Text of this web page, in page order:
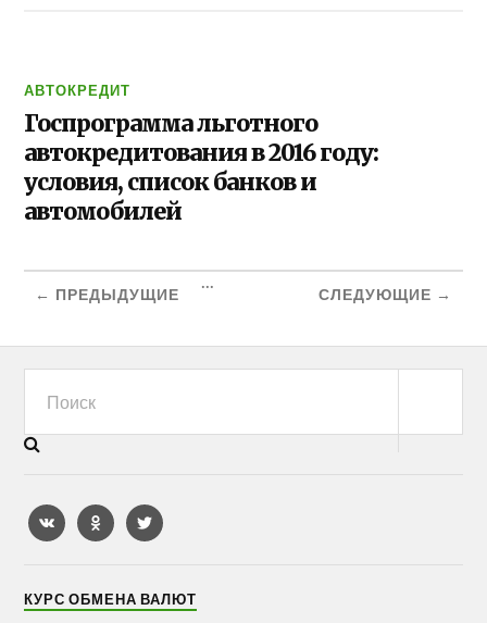
АВТОКРЕДИТ
Госпрограмма льготного
автокредитования в 2016 году:
условия, список банков и
автомобилей
← ПРЕДЫДУЩИЕ
...
СЛЕДУЮЩИЕ →
КУРС ОБМЕНА ВАЛЮТ